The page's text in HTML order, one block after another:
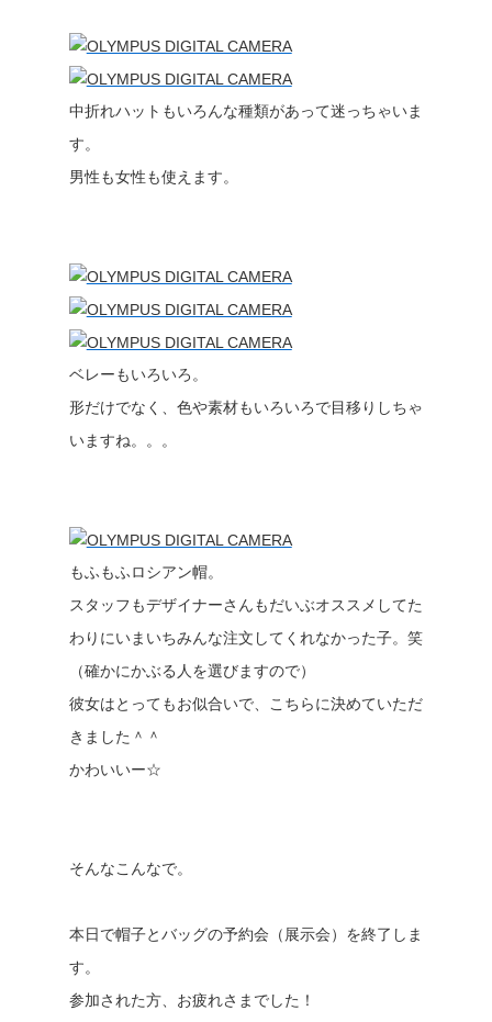
中折れハットもいろんな種類があって迷っちゃいま
す。
男性も女性も使えます。
ベレーもいろいろ。
形だけでなく、色や素材もいろいろで目移りしちゃ
いますね。。。
もふもふロシアン帽。
スタッフもデザイナーさんもだいぶオススメしてた
わりにいまいちみんな注文してくれなかった子。笑
（確かにかぶる人を選びますので）
彼女はとってもお似合いで、こちらに決めていただ
きました＾＾
かわいいー☆
そんなこんなで。
本日で帽子とバッグの予約会（展示会）を終了しま
す。
参加された方、お疲れさまでした！